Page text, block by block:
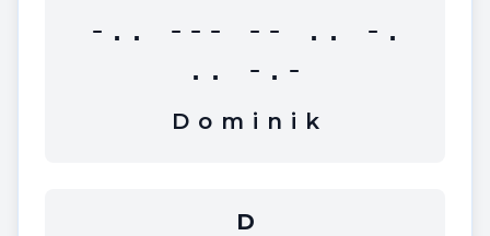
-.. --- -- .. -.
.. -.-
D o m i n i k
D